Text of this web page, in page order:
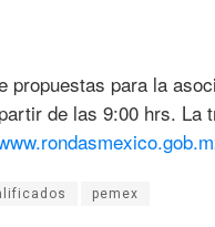
propuestas para la
de las 9:00 hrs. La
pemex